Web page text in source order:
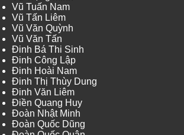
Vũ Tuấn Nam
Vũ Tấn Liêm
Vũ Văn Quỳnh
Vũ Văn Tấn
Đinh Bá Thi Sinh
Đinh Công Lập
Đinh Hoài Nam
Đinh Thị Thùy Dung
Đinh Văn Liêm
Điền Quang Huy
Đoàn Nhật Minh
Đoàn Quốc Dũng